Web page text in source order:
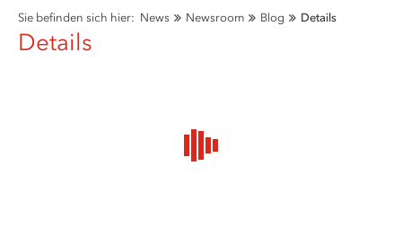
Sie befinden sich hier: News Newsroom Blog Details
Details